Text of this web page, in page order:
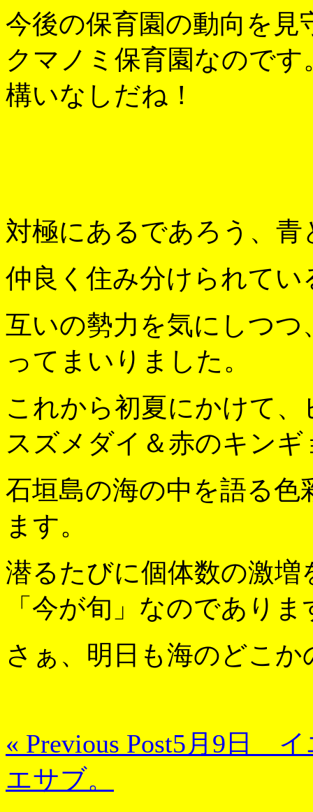
今後の保育園の動向を
クマノミ保育園なので
構いなしだね！
対極にあるであろう、青
仲良く住み分けられて
互いの勢力を気にしつ
ってまいりました。
これから初夏にかけて
スズメダイ＆赤のキン
石垣島の海の中を語る
ます。
潜るたびに個体数の激
「今が旬」なのでありま
さぁ、明日も海のどこ
« Previous Post5月9日 イ
エサブ。